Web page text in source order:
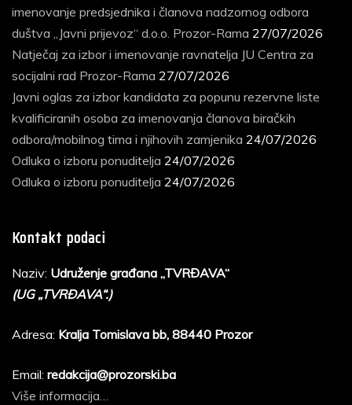
imenovanje predsjednika i članova nadzornog odbora
duštva „Javni prijevoz“ d.o.o. Prozor-Rama 27/07/2026
Natječaj za izbor i imenovanje ravnatelja JU Centra za
socijalni rad Prozor-Rama 27/07/2026
Javni oglas za izbor kandidata za popunu rezervne liste
kvalificiranih osoba za imenovanja članova biračkih
odbora/mobilnog tima i njihovih zamjenika 24/07/2026
Odluka o izboru ponuditelja 24/07/2026
Odluka o izboru ponuditelja 24/07/2026
Kontakt podaci
Naziv: Udruženje građana „TVRĐAVA“
(UG „TVRĐAVA“.)
Adresa: Kralja Tomislava bb, 88440 Prozor
Email: redakcija@prozorski.ba
Više informacija…